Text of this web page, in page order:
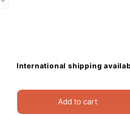
International shipping
Add to cart